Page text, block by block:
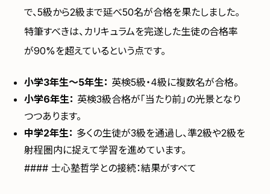
で、5級から2級まで延べ50名が合格を果たしました。
特筆すべきは、カリキュラムを完遂した生徒の合格率
が90%を超えているという点です。
小学3年生〜5年生： 英検5級・4級に複数名が合格。
小学6年生： 英検3級合格が「当たり前」の光景となり
つつあります。
中学2年生： 多くの生徒が3級を通過し、準2級や2級を
射程圏内に捉えて学習を進めています。
#### 士心塾哲学との接続：結果がすべて